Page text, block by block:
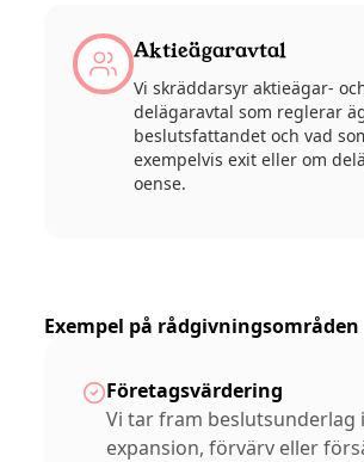
Aktieägaravtal
Vi skräddarsyr aktieägar-
delägaravtal som reglerar
beslutsfattandet och vad
exempelvis exit eller om
oense.
Exempel på rådgivningsområden
Företagsvärdering
Vi tar fram beslutsunderlag
expansion, förvärv eller